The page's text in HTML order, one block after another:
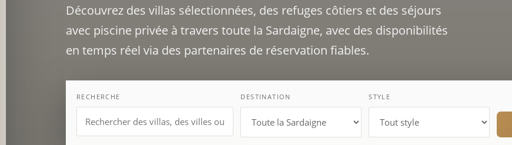
Découvrez des villas sélectionnées, des refuges côtiers et des séjours
avec piscine privée à travers toute la Sardaigne, avec des disponibilités
en temps réel via des partenaires de réservation fiables.
RECHERCHE DESTINATION STYLE